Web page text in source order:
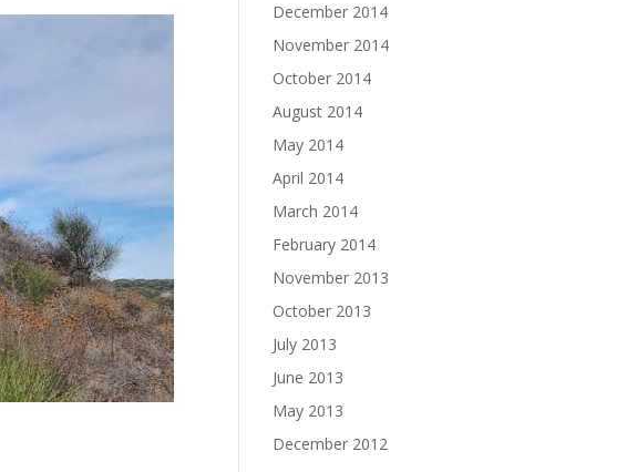
December 2014
November 2014
October 2014
August 2014
May 2014
April 2014
March 2014
February 2014
November 2013
October 2013
July 2013
June 2013
May 2013
December 2012